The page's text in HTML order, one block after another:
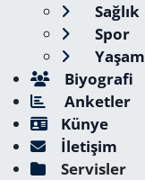
Sağlık
Spor
Yaşam
Biyografi
Anketler
Künye
İletişim
Servisler